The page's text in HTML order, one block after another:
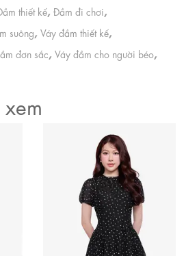
thiết kế, Đầm đi chơi,
suông, Váy đầm thiết kế,
đơn sắc, Váy đầm cho người béo,